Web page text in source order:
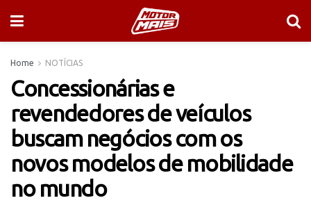
Home NOTÍCIAS
Concessionárias e
revendedores de veículos
buscam negócios com os
novos modelos de mobilidade
no mundo